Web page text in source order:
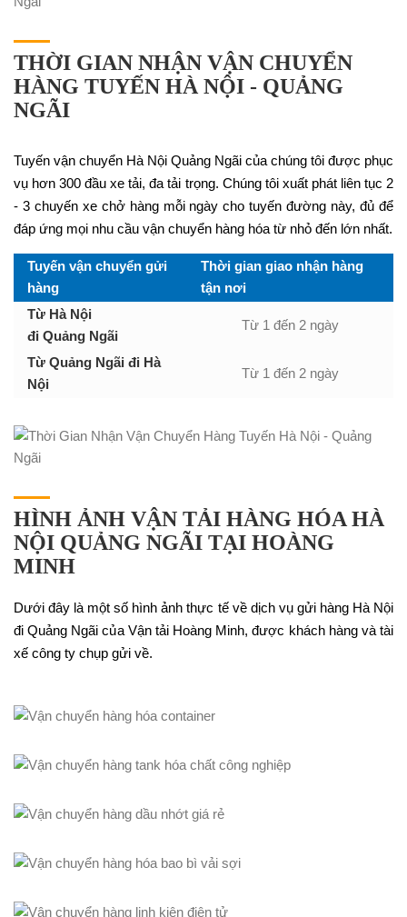
THỜI GIAN NHẬN VẬN CHUYỂN
HÀNG TUYẾN HÀ NỘI - QUẢNG
NGÃI
Tuyến vận chuyển Hà Nội Quảng Ngãi của chúng tôi được phục
vụ hơn 300 đầu xe tải, đa tải trọng. Chúng tôi xuất phát liên tục 2
- 3 chuyến xe chở hàng mỗi ngày cho tuyến đường này, đủ để
đáp ứng mọi nhu cầu vận chuyển hàng hóa từ nhỏ đến lớn nhất.
Tuyến vận chuyển gửi
hàng
Thời gian giao nhận hàng
tận nơi
Từ Hà Nội
đi Quảng Ngãi
Từ 1 đến 2 ngày
Từ Quảng Ngãi đi Hà
Nội
Từ 1 đến 2 ngày
HÌNH ẢNH VẬN TẢI HÀNG HÓA HÀ
NỘI QUẢNG NGÃI TẠI HOÀNG
MINH
Dưới đây là một số hình ảnh thực tế về dịch vụ gửi hàng Hà Nội
đi Quảng Ngãi của Vận tải Hoàng Minh, được khách hàng và tài
xế công ty chụp gửi về.